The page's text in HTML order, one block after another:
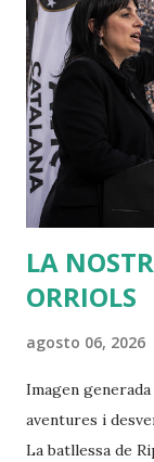
Jacques escribió
fundamentos de
convirtió
Rousseau, la
los poderosos
conservar su
debería releer a
LA
ORRIOLS
agosto 06, 2026
Imagen
aventures i
La batllessa de